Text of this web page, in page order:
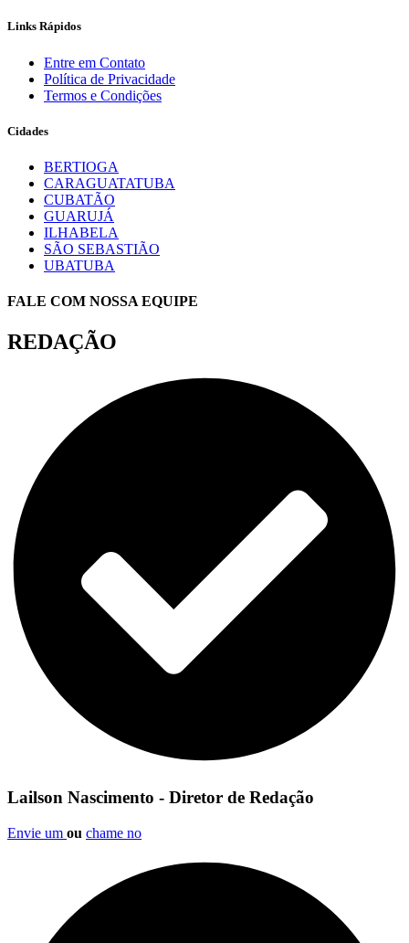
Links Rápidos
Entre em Contato
Política de Privacidade
Termos e Condições
Cidades
BERTIOGA
CARAGUATATUBA
CUBATÃO
GUARUJÁ
ILHABELA
SÃO SEBASTIÃO
UBATUBA
FALE COM NOSSA EQUIPE
REDAÇÃO
Lailson Nascimento - Diretor de Redação
Envie um ou chame no